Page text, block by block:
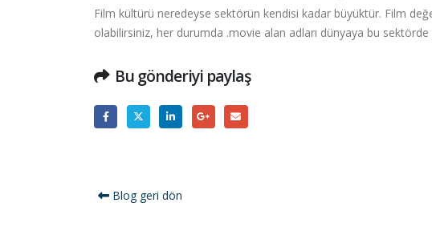
Film kültürü neredeyse sektörün kendisi kadar büyüktür. Film
olabilirsiniz, her durumda .movie alan adları dünyaya bu sektörde
Bu gönderiyi paylaş
Blog geri dön